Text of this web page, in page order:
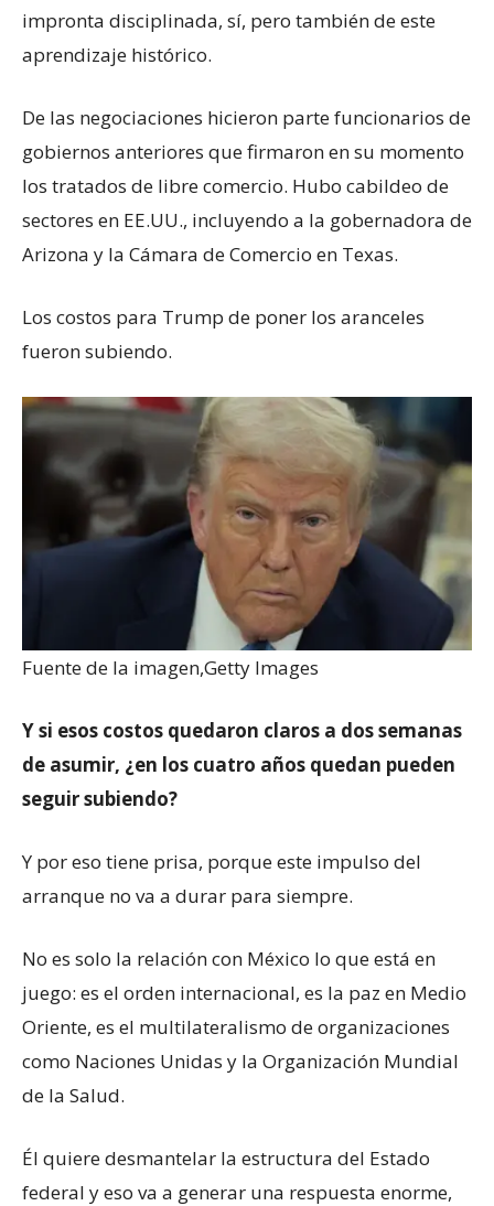
impronta disciplinada, sí, pero también de este
aprendizaje histórico.
De las negociaciones hicieron parte funcionarios de
gobiernos anteriores que firmaron en su momento
los tratados de libre comercio. Hubo cabildeo de
sectores en EE.UU., incluyendo a la gobernadora de
Arizona y la Cámara de Comercio en Texas.
Los costos para Trump de poner los aranceles
fueron subiendo.
Fuente de la imagen,Getty Images
Y si esos costos quedaron claros a dos semanas
de asumir, ¿en los cuatro años quedan pueden
seguir subiendo?
Y por eso tiene prisa, porque este impulso del
arranque no va a durar para siempre.
No es solo la relación con México lo que está en
juego: es el orden internacional, es la paz en Medio
Oriente, es el multilateralismo de organizaciones
como Naciones Unidas y la Organización Mundial
de la Salud.
Él quiere desmantelar la estructura del Estado
federal y eso va a generar una respuesta enorme,